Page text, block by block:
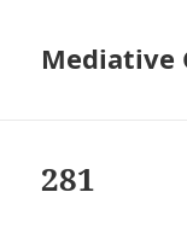
Mediative
281